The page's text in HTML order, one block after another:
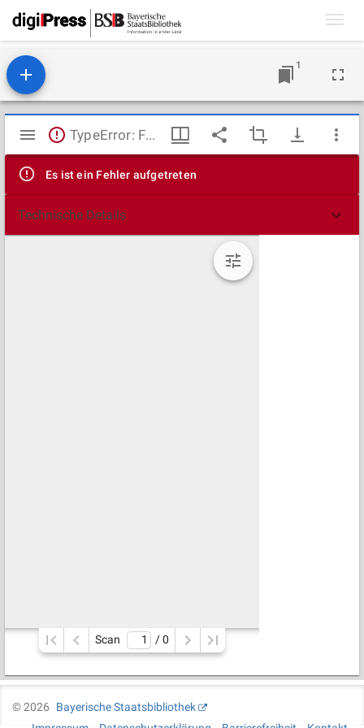
1
Mirador
Viewer
TypeError: Failed to fetch
Es ist ein Fehler aufgetreten
Technische Details
Scan / 0
©2026
Bayerische Staatsbibliothek